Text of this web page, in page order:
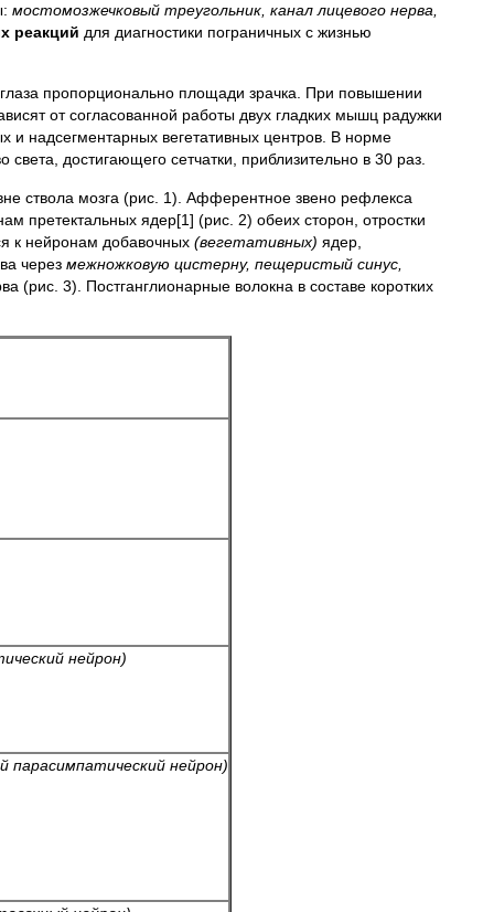
мостомозжечковый треугольник, канал лицевого нерва,
реакций для диагностики пограничных с жизнью
пропорционально площади зрачка. При повышении
от согласованной работы двух гладких мышц радужки
и надсегментарных вегетативных центров. В норме
достигающего сетчатки, приблизительно в 30 раз.
ствола мозга (рис. 1). Афферентное звено рефлекса
претектальных ядер[1] (рис. 2) обеих сторон, отростки
к нейронам добавочных (вегетативных) ядер,
через межножковую цистерну, пещеристый синус,
(рис. 3). Постганглионарные волокна в составе коротких
нейрон)
нейрон)